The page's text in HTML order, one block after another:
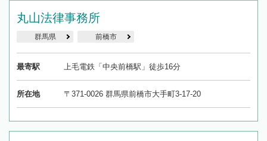
丸山法律事務所
群馬県 前橋市
最寄駅 上毛電鉄「中央前橋駅」徒歩16分
所在地 〒371-0026 群馬県前橋市大手町3-17-20